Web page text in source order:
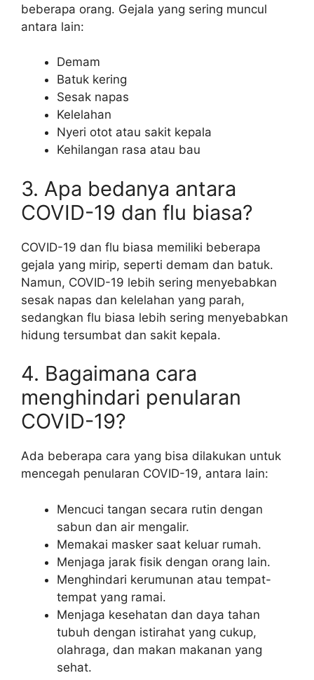
beberapa orang. Gejala yang sering muncul
antara lain:
Demam
Batuk kering
Sesak napas
Kelelahan
Nyeri otot atau sakit kepala
Kehilangan rasa atau bau
3. Apa bedanya antara
COVID-19 dan flu biasa?
COVID-19 dan flu biasa memiliki beberapa
gejala yang mirip, seperti demam dan batuk.
Namun, COVID-19 lebih sering menyebabkan
sesak napas dan kelelahan yang parah,
sedangkan flu biasa lebih sering menyebabkan
hidung tersumbat dan sakit kepala.
4. Bagaimana cara
menghindari penularan
COVID-19?
Ada beberapa cara yang bisa dilakukan untuk
mencegah penularan COVID-19, antara lain:
Mencuci tangan secara rutin dengan
sabun dan air mengalir.
Memakai masker saat keluar rumah.
Menjaga jarak fisik dengan orang lain.
Menghindari kerumunan atau tempat-
tempat yang ramai.
Menjaga kesehatan dan daya tahan
tubuh dengan istirahat yang cukup,
olahraga, dan makan makanan yang
sehat.